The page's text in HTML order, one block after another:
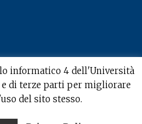
informatico 4 dell'Università
di terze parti per migliorare
del sito stesso.